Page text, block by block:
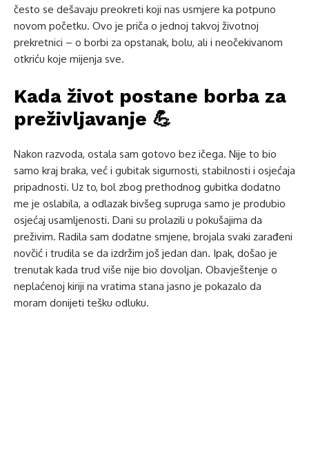
često se dešavaju preokreti koji nas usmjere ka potpuno
novom početku. Ovo je priča o jednoj takvoj životnoj
prekretnici – o borbi za opstanak, bolu, ali i neočekivanom
otkriću koje mijenja sve.
Kada život postane borba za
preživljavanje 💪
Nakon razvoda, ostala sam gotovo bez ičega. Nije to bio
samo kraj braka, već i gubitak sigurnosti, stabilnosti i osjećaja
pripadnosti. Uz to, bol zbog prethodnog gubitka dodatno
me je oslabila, a odlazak bivšeg supruga samo je produbio
osjećaj usamljenosti. Dani su prolazili u pokušajima da
preživim. Radila sam dodatne smjene, brojala svaki zarađeni
novčić i trudila se da izdržim još jedan dan. Ipak, došao je
trenutak kada trud više nije bio dovoljan. Obavještenje o
neplaćenoj kiriji na vratima stana jasno je pokazalo da
moram donijeti tešku odluku.